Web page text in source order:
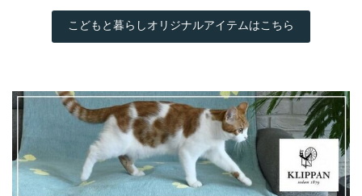
こどもと暮らしオリジナルアイテムはこちら